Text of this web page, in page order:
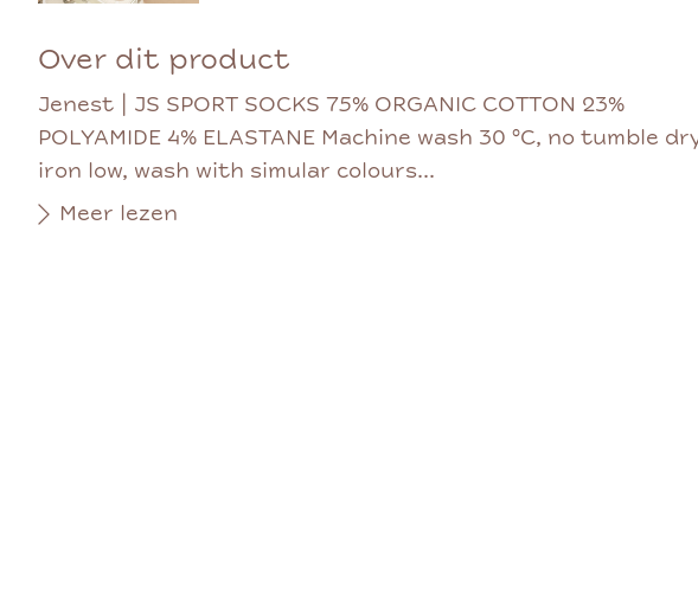
Over dit product
Jenest | JS SPORT SOCKS 75% ORGANIC COTTON 23%
POLYAMIDE 4% ELASTANE Machine wash 30 °C, no tumble
iron low, wash with simular colours...
Meer lezen